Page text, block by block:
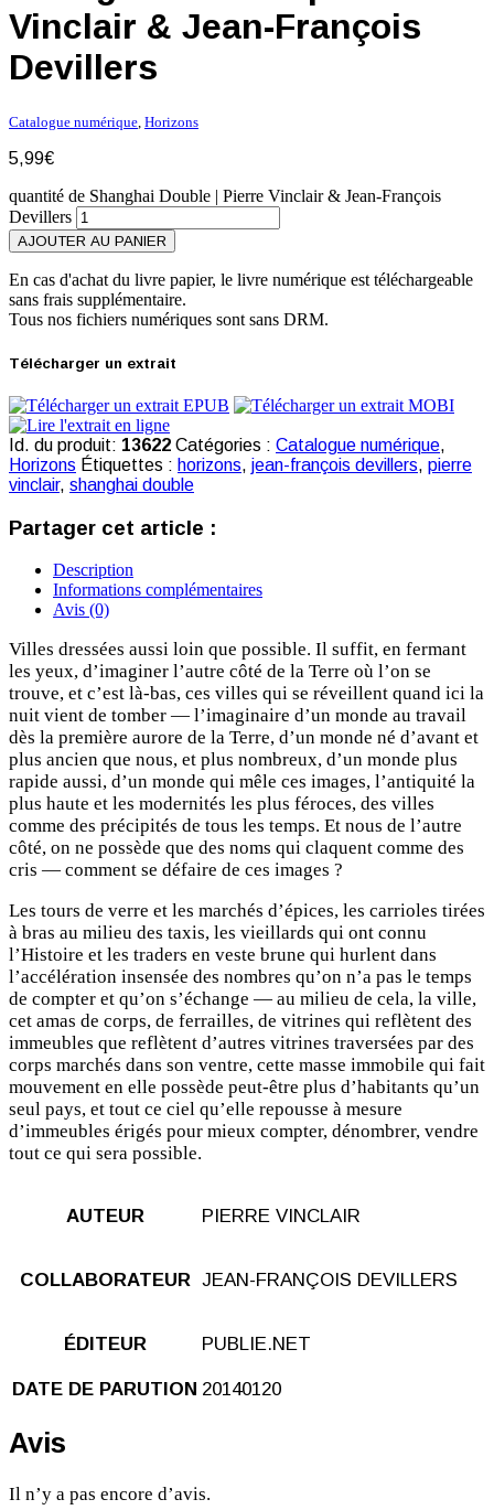
Vinclair & Jean-François
Devillers
Catalogue numérique, Horizons
5,99€
quantité de Shanghai Double | Pierre Vinclair & Jean-François
Devillers
AJOUTER AU PANIER
En cas d'achat du livre papier, le livre numérique est téléchargeable
sans frais supplémentaire.
Tous nos fichiers numériques sont sans DRM.
Télécharger un extrait
Id. du produit: 13622 Catégories : Catalogue numérique,
Horizons Étiquettes : horizons, jean-françois devillers, pierre
vinclair, shanghai double
Partager cet article :
Description
Informations complémentaires
Avis (0)
Villes dressées aussi loin que possible. Il suffit, en fermant
les yeux, d’imaginer l’autre côté de la Terre où l’on se
trouve, et c’est là-bas, ces villes qui se réveillent quand ici la
nuit vient de tomber — l’imaginaire d’un monde au travail
dès la première aurore de la Terre, d’un monde né d’avant et
plus ancien que nous, et plus nombreux, d’un monde plus
rapide aussi, d’un monde qui mêle ces images, l’antiquité la
plus haute et les modernités les plus féroces, des villes
comme des précipités de tous les temps. Et nous de l’autre
côté, on ne possède que des noms qui claquent comme des
cris — comment se défaire de ces images ?
Les tours de verre et les marchés d’épices, les carrioles tirées
à bras au milieu des taxis, les vieillards qui ont connu
l’Histoire et les traders en veste brune qui hurlent dans
l’accélération insensée des nombres qu’on n’a pas le temps
de compter et qu’on s’échange — au milieu de cela, la ville,
cet amas de corps, de ferrailles, de vitrines qui reflètent des
immeubles que reflètent d’autres vitrines traversées par des
corps marchés dans son ventre, cette masse immobile qui fait
mouvement en elle possède peut-être plus d’habitants qu’un
seul pays, et tout ce ciel qu’elle repousse à mesure
d’immeubles érigés pour mieux compter, dénombrer, vendre
tout ce qui sera possible.
AUTEUR PIERRE VINCLAIR
COLLABORATEUR JEAN-FRANÇOIS DEVILLERS
ÉDITEUR PUBLIE.NET
DATE DE PARUTION 20140120
Avis
Il n’y a pas encore d’avis.